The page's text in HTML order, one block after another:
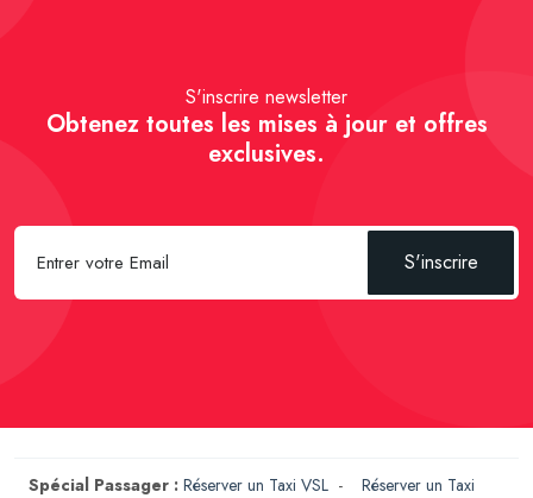
S'inscrire newsletter
Obtenez toutes les mises à jour et offres
exclusives.
S'inscrire
Spécial Passager : Réserver un Taxi VSL - Réserver un Taxi